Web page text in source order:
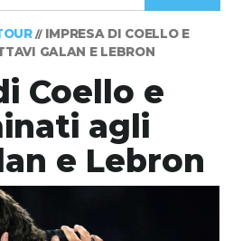
// IMPRESA DI COELLO E
GALAN E LEBRON
Coello e
agli
e Lebron